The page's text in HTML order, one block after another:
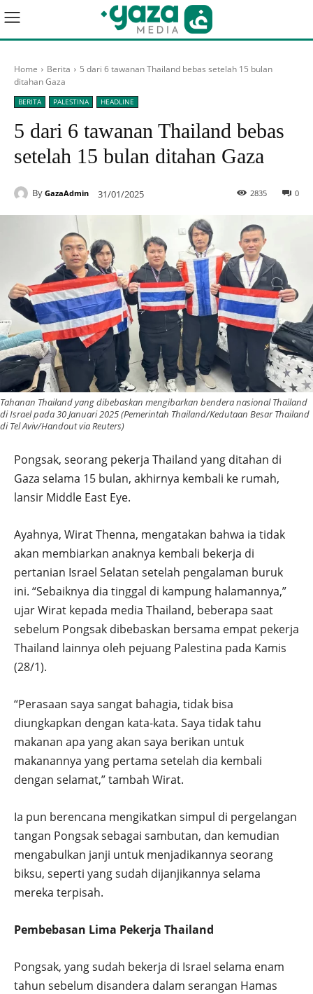
Home Berita
5 dari 6 tawanan Thailand bebas setelah 15 bulan
ditahan Gaza
BERITA PALESTINA HEADLINE
5 dari 6 tawanan Thailand bebas
setelah 15 bulan ditahan Gaza
By GazaAdmin 31/01/2025 0
2835
Tahanan Thailand yang dibebaskan mengibarkan bendera nasional Thailand
di Israel pada 30 Januari 2025 (Pemerintah Thailand/Kedutaan Besar Thailand
di Tel Aviv/Handout via Reuters)
Pongsak, seorang pekerja Thailand yang ditahan di
Gaza selama 15 bulan, akhirnya kembali ke rumah,
lansir Middle East Eye.
Ayahnya, Wirat Thenna, mengatakan bahwa ia tidak
akan membiarkan anaknya kembali bekerja di
pertanian Israel Selatan setelah pengalaman buruk
ini. “Sebaiknya dia tinggal di kampung halamannya,”
ujar Wirat kepada media Thailand, beberapa saat
sebelum Pongsak dibebaskan bersama empat pekerja
Thailand lainnya oleh pejuang Palestina pada Kamis
(28/1).
“Perasaan saya sangat bahagia, tidak bisa
diungkapkan dengan kata-kata. Saya tidak tahu
makanan apa yang akan saya berikan untuk
makanannya yang pertama setelah dia kembali
dengan selamat,” tambah Wirat.
Ia pun berencana mengikatkan simpul di pergelangan
tangan Pongsak sebagai sambutan, dan kemudian
mengabulkan janji untuk menjadikannya seorang
biksu, seperti yang sudah dijanjikannya selama
mereka terpisah.
Pembebasan Lima Pekerja Thailand
Pongsak, yang sudah bekerja di Israel selama enam
tahun sebelum disandera dalam serangan Hamas